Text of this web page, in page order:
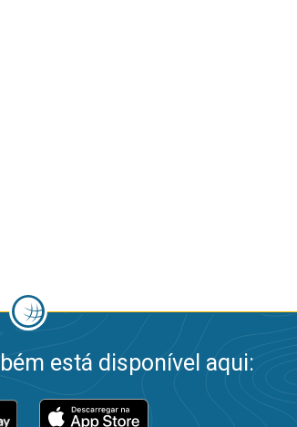
está disponível aqui: